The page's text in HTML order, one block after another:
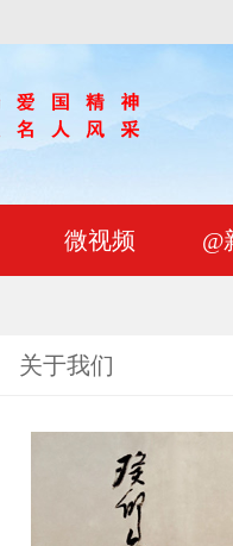
微视频 @
关于我们